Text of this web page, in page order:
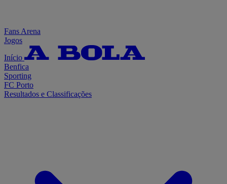
Fans Arena
Jogos
Início
Benfica
Sporting
FC Porto
Resultados e Classificações